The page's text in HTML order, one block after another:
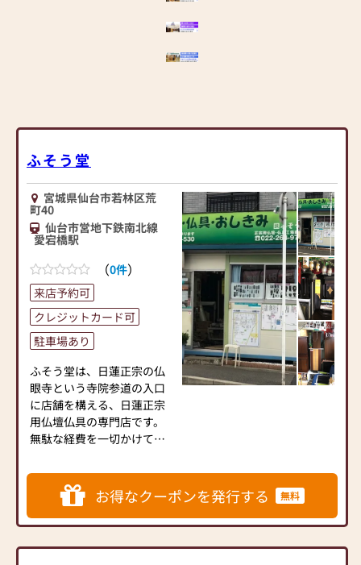
ておりますので、いざという
かせください。
☆仏壇ギャラリーたかは
し Facebook 更新中☆
ふそう堂
宮城県仙台市若林区荒
町40
仙台市営地下鉄南北線
愛宕橋駅
（0件）
来店予約可
クレジットカード可
駐車場あり
ふそう堂は、日蓮正宗の仏
眼寺という寺院参道の入口
に店舗を構える、日蓮正宗
用仏壇仏具の専門店です。
無駄な経費を一切かけてお
上営業しています。
その分、仏壇の価格はかな
りお安くご提供することが
でき、お客様に満足頂いてお
お得なクーポンを発行する 無料